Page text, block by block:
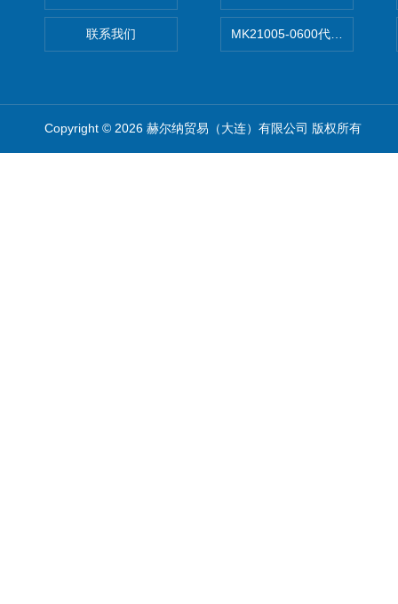
联系我们 MK21005-0600代理德国MK
Copyright © 2026 赫尔纳贸易（大连）有限公司 版权所有